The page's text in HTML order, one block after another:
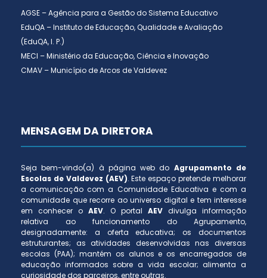
AGSE – Agência para a Gestão do Sistema Educativo
EduQA – Instituto de Educação, Qualidade e Avaliação
(EduQA, I. P.)
MECI – Ministério da Educação, Ciência e Inovação
CMAV – Município de Arcos de Valdevez
MENSAGEM DA DIRETORA
Seja bem-vindo(a) à página web do Agrupamento de
Escolas de Valdevez (AEV). Este espaço pretende melhorar
a comunicação com a Comunidade Educativa e com a
comunidade que recorre ao universo digital e tem interesse
em conhecer o AEV. O portal AEV divulga informação
relativa ao funcionamento do Agrupamento,
designadamente: a oferta educativa; os documentos
estruturantes; as atividades desenvolvidas nas diversas
escolas (PAA); mantém os alunos e os encarregados de
educação informados sobre a vida escolar; alimenta a
curiosidade dos parceiros, entre outras.